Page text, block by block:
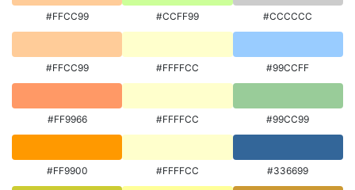
#FFCC99 #CCFF99 #CCCCCC
#FFCC99 #FFFFCC #99CCFF
#FF9966 #FFFFCC #99CC99
#FF9900 #FFFFCC #336699